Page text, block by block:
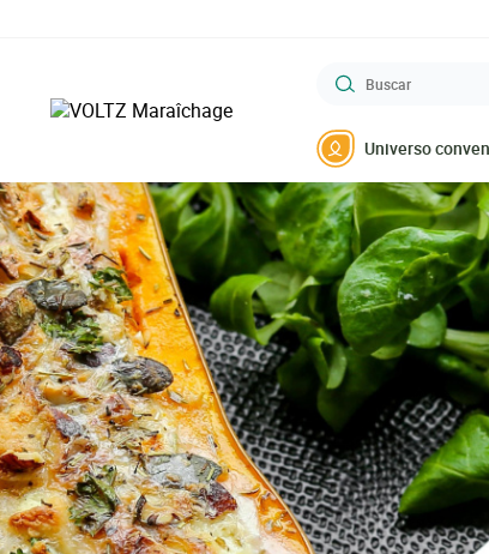
VOLTZ Maraîchage
Buscar
Universo